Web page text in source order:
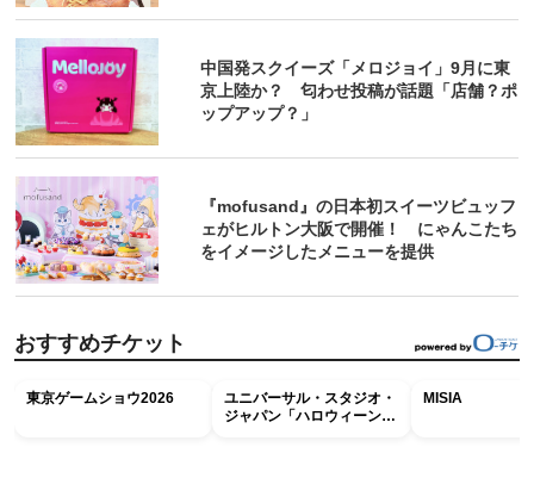
中国発スクイーズ「メロジョイ」9月に東
京上陸か？ 匂わせ投稿が話題「店舗？ポ
ップアップ？」
『mofusand』の日本初スイーツビュッフ
ェがヒルトン大阪で開催！ にゃんこたち
をイメージしたメニューを提供
おすすめチケット
東京ゲームショウ2026
ユニバーサル・スタジオ・
ジャパン「ハロウィーン・
MISIA